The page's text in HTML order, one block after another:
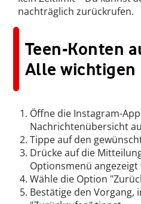
nachträglich zurückrufen.
Teen-Konten
Alle wichtigen
Öffne die Instagram-
Nachrichtenübersicht
Tippe auf den
Drücke auf die
Optionsmenü angezeigt
Wähle die Option
Bestätige den Vorgang,